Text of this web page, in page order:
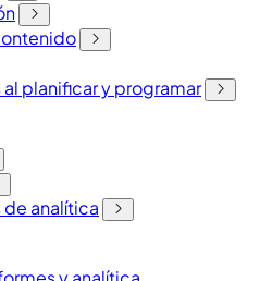
planificar y programar
analítica